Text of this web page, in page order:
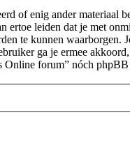
of enig ander materiaal
leiden dat je met
te kunnen waarborgen.
ga je ermee
Online forum” nóch